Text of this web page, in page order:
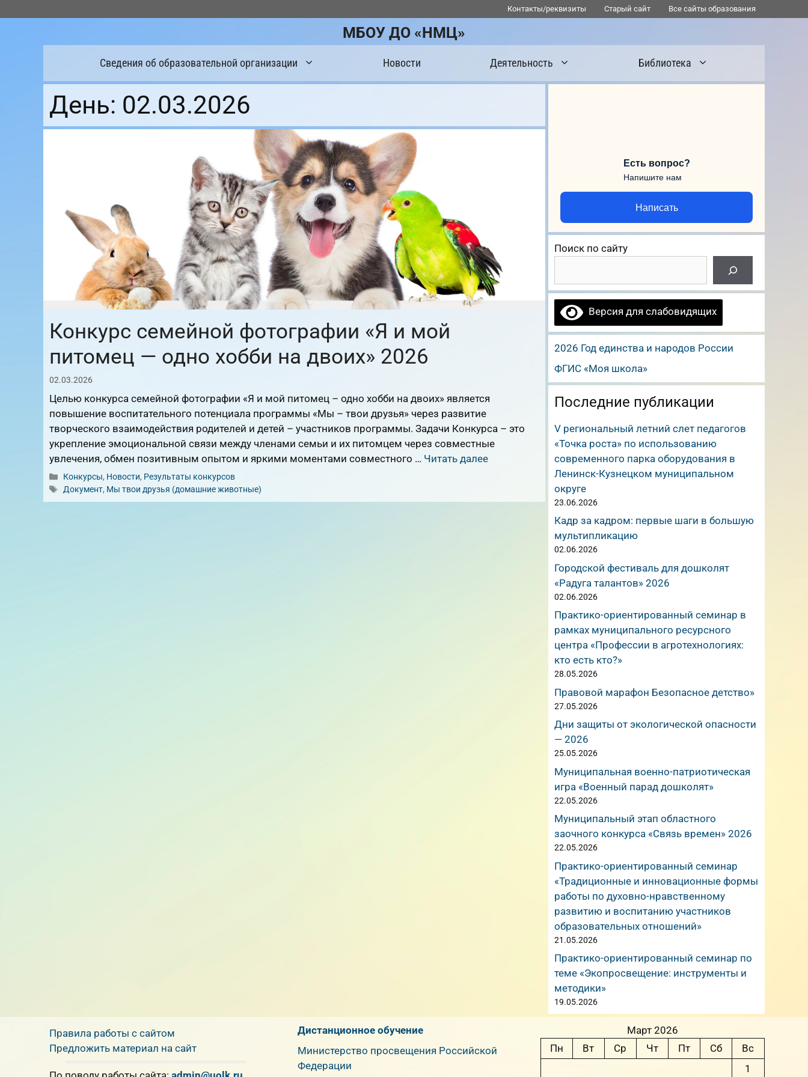
к
Контакты/реквизиты Старый сайт Все сайты образования
МБОУ ДО «НМЦ»
Сведения об образовательной организации Новости Деятельность Библиотека
День: 02.03.2026
Конкурс семейной фотографии «Я и мой
питомец — одно хобби на двоих» 2026
02.03.2026
Целью конкурса семейной фотографии «Я и мой питомец – одно хобби на двоих» является
повышение воспитательного потенциала программы «Мы – твои друзья» через развитие
творческого взаимодействия родителей и детей – участников программы. Задачи Конкурса – это
укрепление эмоциональной связи между членами семьи и их питомцем через совместные
увлечения, обмен позитивным опытом и яркими моментами совместного … Читать далее
Рубрики
Конкурсы, Новости, Результаты конкурсов
Метки
Документ, Мы твои друзья (домашние животные)
Есть вопрос?
Напишите нам
Написать
Поиск по сайту
Версия для слабовидящих
2026 Год единства и народов России
ФГИС «Моя школа»
Последние публикации
V региональный летний слет педагогов
«Точка роста» по использованию
современного парка оборудования в
Ленинск-Кузнецком муниципальном
округе
23.06.2026
Кадр за кадром: первые шаги в большую
мультипликацию
02.06.2026
Городской фестиваль для дошколят
«Радуга талантов» 2026
02.06.2026
Практико-ориентированный семинар в
рамках муниципального ресурсного
центра «Профессии в агротехнологиях:
кто есть кто?»
28.05.2026
Правовой марафон Безопасное детство»
27.05.2026
Дни защиты от экологической опасности
— 2026
25.05.2026
Муниципальная военно-патриотическая
игра «Военный парад дошколят»
22.05.2026
Муниципальный этап областного
заочного конкурса «Связь времен» 2026
22.05.2026
Практико-ориентированный семинар
«Традиционные и инновационные формы
работы по духовно-нравственному
развитию и воспитанию участников
образовательных отношений»
21.05.2026
Практико-ориентированный семинар по
теме «Экопросвещение: инструменты и
методики»
19.05.2026
Правила работы с сайтом
Предложить материал на сайт
Дистанционное обучение
Министерство просвещения Российской
Федерации
Март 2026
Пн
Вт Ср Чт Пт Сб
Вс
1